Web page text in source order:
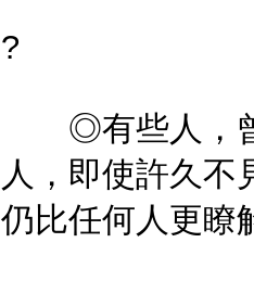
?
◎有些人，曾
人，即使許久不
仍比任何人更瞭